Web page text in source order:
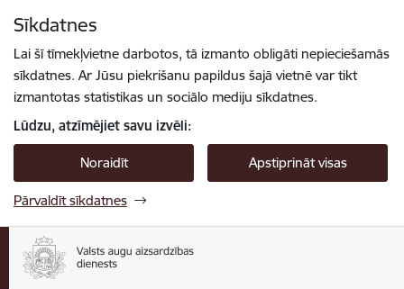
Sīkdatnes
Lai šī tīmekļvietne darbotos, tā izmanto obligāti nepieciešamās
sīkdatnes. Ar Jūsu piekrišanu papildus šajā vietnē var tikt
izmantotas statistikas un sociālo mediju sīkdatnes.
Lūdzu, atzīmējiet savu izvēli:
Noraidīt Apstiprināt visas
Pārvaldīt sīkdatnes